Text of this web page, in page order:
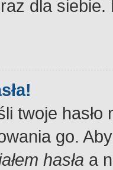
dla
twoje
go.
hasła a